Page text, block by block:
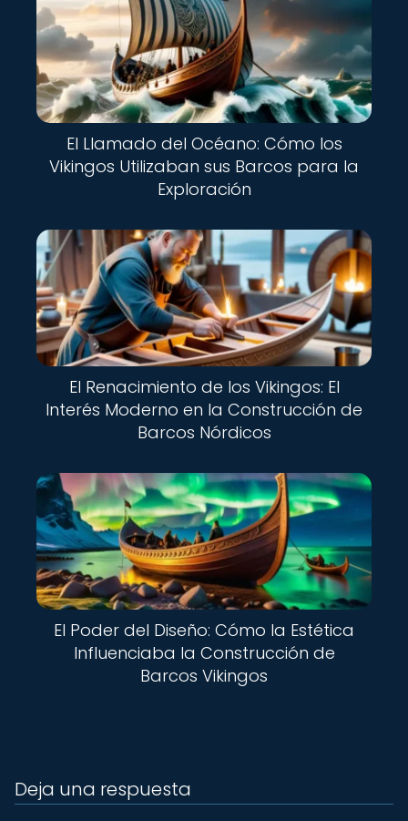
El Llamado del Océano: Cómo los
Vikingos Utilizaban sus Barcos para la
Exploración
El Renacimiento de los Vikingos: El
Interés Moderno en la Construcción de
Barcos Nórdicos
El Poder del Diseño: Cómo la Estética
Influenciaba la Construcción de
Barcos Vikingos
Deja una respuesta